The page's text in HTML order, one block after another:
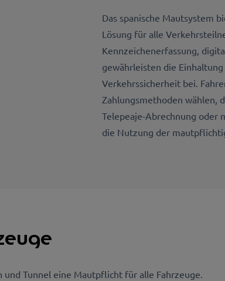
Das spanische Mautsystem
Lösung für alle
Kennzeichenerfassung,
gewährleisten die
Verkehrssicherheit bei.
Zahlungsmethoden wählen,
Telepeaje-Abrechnung oder
die Nutzung der
Tunnel eine Mautpflicht für alle Fahrzeuge.